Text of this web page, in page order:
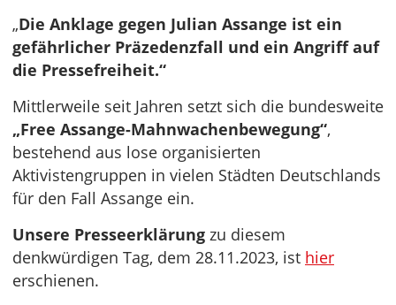
„Die Anklage gegen Julian Assange ist ein
gefährlicher Präzedenzfall und ein Angriff auf
die Pressefreiheit.“
Mittlerweile seit Jahren setzt sich die bundesweite
„Free Assange-Mahnwachenbewegung“,
bestehend aus lose organisierten
Aktivistengruppen in vielen Städten Deutschlands
für den Fall Assange ein.
Unsere Presseerklärung zu diesem
denkwürdigen Tag, dem 28.11.2023, ist hier
erschienen.